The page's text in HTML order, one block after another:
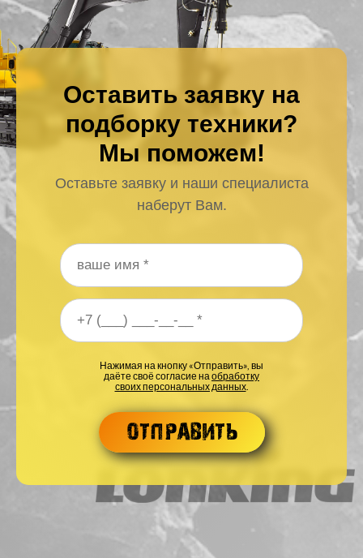
Оставить заявку на
подборку техники?
Мы поможем!
Оставьте заявку и наши специалиста
наберут Вам.
Ваше имя*
Ваш номер телефона
Нажимая на кнопку «Отправить», вы
даёте своё согласие на обработку
своих персональных данных.